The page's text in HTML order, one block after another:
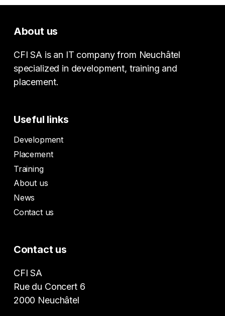
About us
CFI SA is an IT company from Neuchâtel
specialized in development, training and
placement.
Useful links
Development
Placement
Training
About us
News
Contact us
Contact us
CFI SA
Rue du Concert 6
2000 Neuchâtel